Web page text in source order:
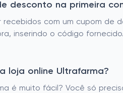
desconto na primeira
recebidos com um cupom
inserindo o código
loja online Ultrafarma?
é muito fácil? Você só